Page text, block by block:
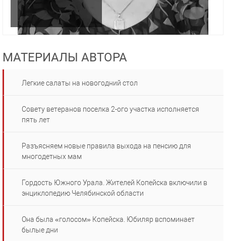
МАТЕРИАЛЫ АВТОРА
Легкие салаты на новогодний стол
Совету ветеранов поселка 2-ого участка исполняется
пять лет
Разъясняем новые правила выхода на пенсию для
многодетных мам
Гордость Южного Урала. Жителей Копейска включили в
энциклопедию Челябинской области
Она была «голосом» Копейска. Юбиляр вспоминает
былые дни